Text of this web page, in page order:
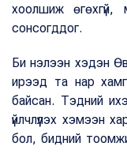
хоолшиж
сонсогддог.
Би нэлээн хэдэн
ирээд та нар
байсан. Тэдний
үйлчлүүлэх хэмээн
бол, бидний